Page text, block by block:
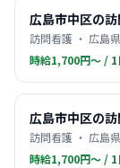
広島市中区の
訪問看護 ・ 広島
時給1,700円〜 /
広島市中区の
訪問看護 ・ 広島
時給1,700円〜 /